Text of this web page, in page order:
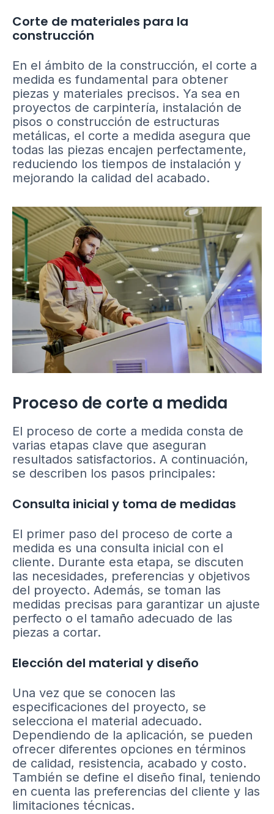
Corte de materiales para la
construcción
En el ámbito de la construcción, el corte a
medida es fundamental para obtener
piezas y materiales precisos. Ya sea en
proyectos de carpintería, instalación de
pisos o construcción de estructuras
metálicas, el corte a medida asegura que
todas las piezas encajen perfectamente,
reduciendo los tiempos de instalación y
mejorando la calidad del acabado.
Proceso de corte a medida
El proceso de corte a medida consta de
varias etapas clave que aseguran
resultados satisfactorios. A continuación,
se describen los pasos principales:
Consulta inicial y toma de medidas
El primer paso del proceso de corte a
medida es una consulta inicial con el
cliente. Durante esta etapa, se discuten
las necesidades, preferencias y objetivos
del proyecto. Además, se toman las
medidas precisas para garantizar un ajuste
perfecto o el tamaño adecuado de las
piezas a cortar.
Elección del material y diseño
Una vez que se conocen las
especificaciones del proyecto, se
selecciona el material adecuado.
Dependiendo de la aplicación, se pueden
ofrecer diferentes opciones en términos
de calidad, resistencia, acabado y costo.
También se define el diseño final, teniendo
en cuenta las preferencias del cliente y las
limitaciones técnicas.